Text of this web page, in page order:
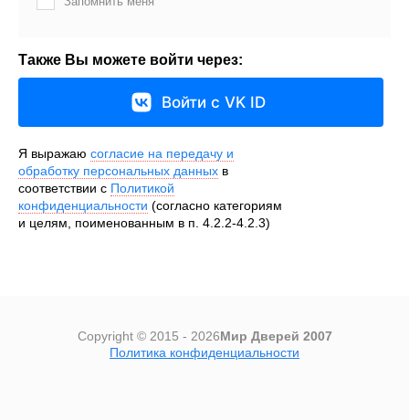
Также Вы можете войти через:
Войти с VK ID
Я выражаю согласие на передачу и
обработку персональных данных в
соответствии с Политикой
конфиденциальности (согласно категориям
и целям, поименованным в п. 4.2.2-4.2.3)
Copyright © 2015 - 2026Мир Дверей 2007
Политика конфиденциальности